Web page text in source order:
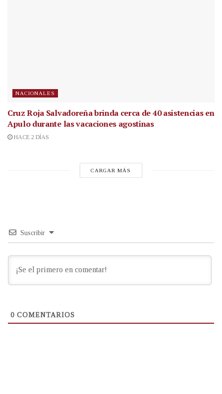
NACIONALES
Cruz Roja Salvadoreña brinda cerca de 40 asistencias en
Apulo durante las vacaciones agostinas
HACE 2 DÍAS
CARGAR MÁS
Suscribir
0 COMENTARIOS